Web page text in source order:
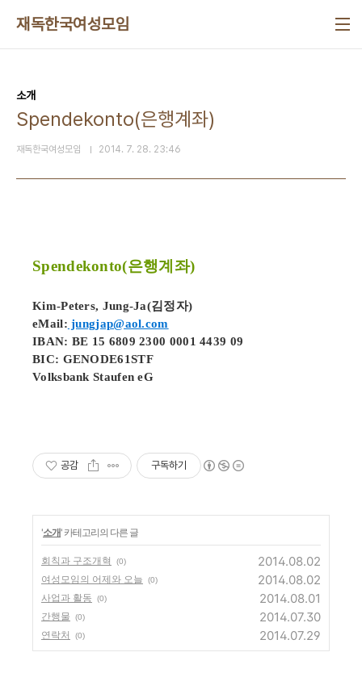
재독한국여성모임
소개
Spendekonto(은행계좌)
재독한국여성모임 2014. 7. 28. 23:46
Spendekonto(은행계좌)
Kim-Peters, Jung-Ja(김정자)
eMail: jungjap@aol.com
IBAN: BE 15 6809 2300 0001 4439 09
BIC: GENODE61STF
Volksbank Staufen eG
공감 구독하기
'소개' 카테고리의 다른 글
회칙과 구조개혁 (0) 2014.08.02
여성모임의 어제와 오늘 (0) 2014.08.02
사업과 활동 (0) 2014.08.01
간행물 (0) 2014.07.30
연락처 (0) 2014.07.29